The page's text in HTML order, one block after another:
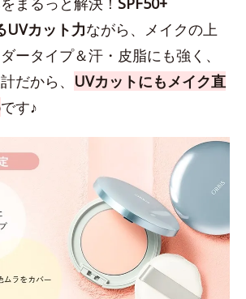
UVカット力ながら、メイクの上
ータイプ＆汗・皮脂にも強く、
だから、 UVカットにもメイク直
です♪